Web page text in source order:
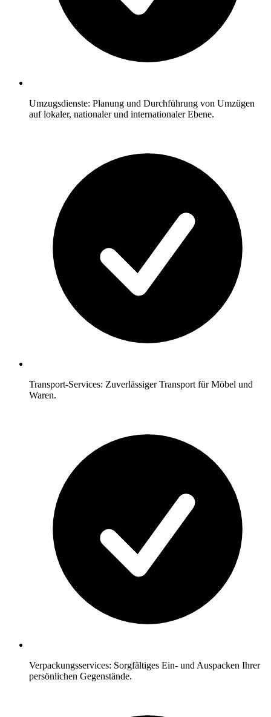
Umzugsdienste: Planung und Durchführung von Umzügen
auf lokaler, nationaler und internationaler Ebene.
Transport-Services: Zuverlässiger Transport für Möbel und
Waren.
Verpackungsservices: Sorgfältiges Ein- und Auspacken Ihrer
persönlichen Gegenstände.